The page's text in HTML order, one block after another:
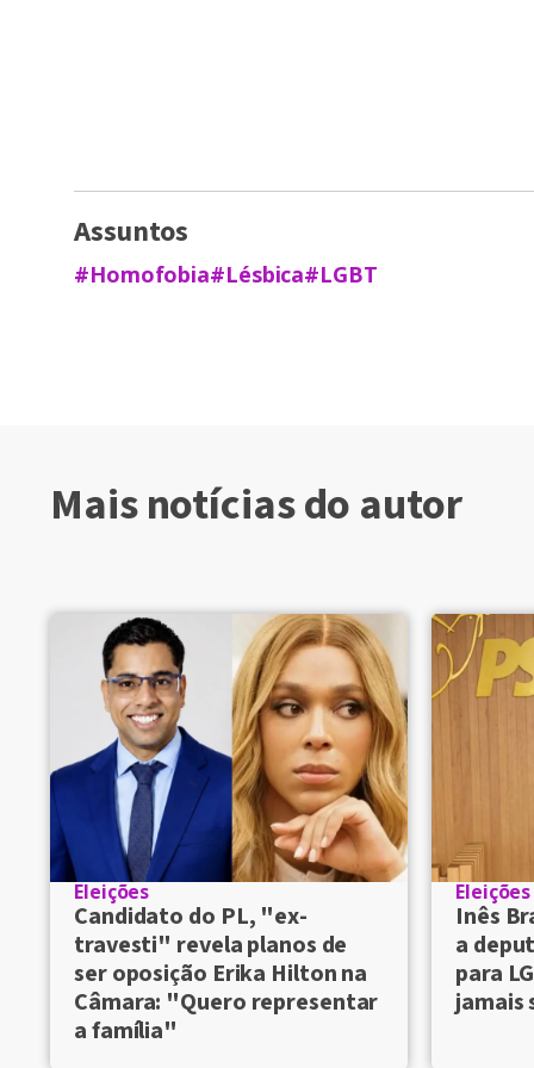
Assuntos
#Homofobia#Lésbica#LGBT
Mais notícias do autor
Eleições
Candidato do PL, "ex-
travesti" revela planos de
ser oposição Erika Hilton na
Câmara: "Quero representar
a família"
Eleições
Inês
a
para
jamais